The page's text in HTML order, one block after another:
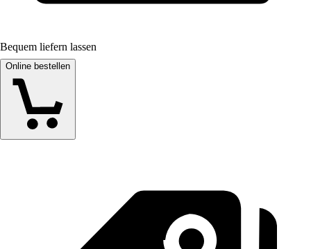
Bequem liefern lassen
Online bestellen